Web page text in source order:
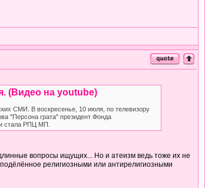
(Видео на youtube)
СМИ. В воскресенье, 10 июля, по телевизору
"Персона грата" президент Фонда
стала РПЦ МП.
вопросы ищущих... Но и атеизм ведь тоже их не
подёлённое религиозными или антирелигиозными